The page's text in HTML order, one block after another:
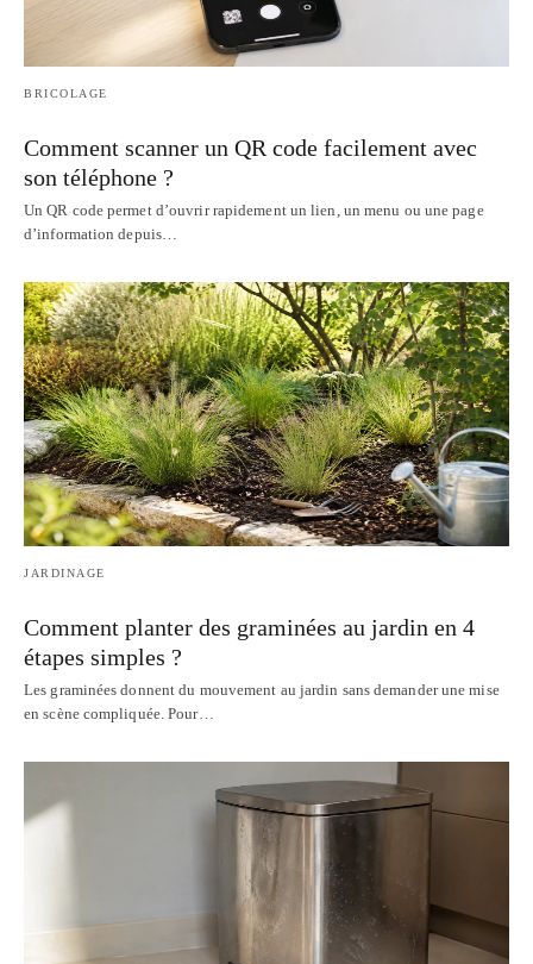
BRICOLAGE
Comment scanner un QR code facilement avec
son téléphone ?
Un QR code permet d’ouvrir rapidement un lien, un menu ou une page
d’information depuis…
JARDINAGE
Comment planter des graminées au jardin en 4
étapes simples ?
Les graminées donnent du mouvement au jardin sans demander une mise
en scène compliquée. Pour…